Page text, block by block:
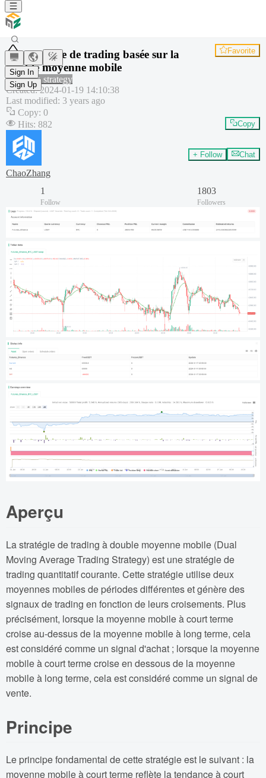
Sign In
Sign Up
Stratégie de trading basée sur la
double moyenne mobile
Favorite
Common strategy
Created:2024-01-19 14:10:38
Last modified: 3 years ago
Copy: 0
Hits: 882 Copy
ChaoZhang
+ Follow Chat
1
Follow
1803
Followers
Aperçu
La stratégie de trading à double moyenne mobile (Dual
Moving Average Trading Strategy) est une stratégie de
trading quantitatif courante. Cette stratégie utilise deux
moyennes mobiles de périodes différentes et génère des
signaux de trading en fonction de leurs croisements. Plus
précisément, lorsque la moyenne mobile à court terme
croise au-dessus de la moyenne mobile à long terme, cela
est considéré comme un signal d'achat ; lorsque la moyenne
mobile à court terme croise en dessous de la moyenne
mobile à long terme, cela est considéré comme un signal de
vente.
Principe
Le principe fondamental de cette stratégie est le suivant : la
moyenne mobile à court terme reflète la tendance à court